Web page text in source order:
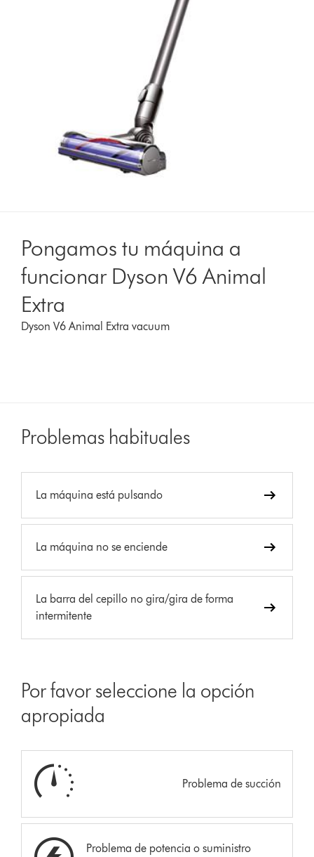
Pongamos tu máquina a
funcionar Dyson V6 Animal
Extra
Dyson V6 Animal Extra vacuum
Problemas habituales
La máquina está pulsando
La máquina no se enciende
La barra del cepillo no gira/gira de forma
intermitente
Por favor seleccione la opción
apropiada
Problema de succión
Problema de potencia o suministro